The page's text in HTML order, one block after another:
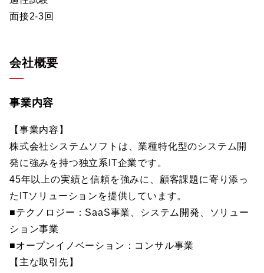
面接2-3回
会社概要
事業内容
【事業内容】
株式会社システムソフトは、業種特化型のシステム開
発に強みを持つ独立系IT企業です。
45年以上の実績と信頼を強みに、顧客課題に寄り添っ
たITソリューションを提供しています。
■テクノロジー：SaaS事業、システム開発、ソリュー
ション事業
■オープンイノベーション：コンサル事業
【主な取引先】